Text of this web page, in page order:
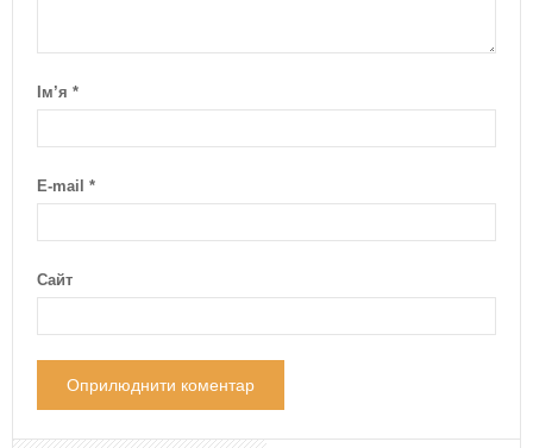
Ім’я *
E-mail *
Сайт